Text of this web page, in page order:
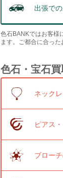
出張で
色石BANKではお客様
ます。ご都合に合った
色石・宝石
ネック
ピアス
ブロー